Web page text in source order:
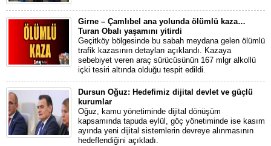
Girne – Çamlıbel ana yolunda ölümlü kaza…
Turan Obalı yaşamını yitirdi
Geçitköy bölgesinde bu sabah meydana gelen ölümlü
trafik kazasının detayları açıklandı. Kazaya
sebebiyet veren araç sürücüsünün 167 mlgr alkollü
içki tesiri altında olduğu tespit edildi.
Dursun Oğuz: Hedefimiz dijital devlet ve güçlü
kurumlar
Oğuz, kamu yönetiminde dijital dönüşüm
kapsamında tapuda eylül, göç yönetiminde ise kasım
ayında yeni dijital sistemlerin devreye alınmasının
hedeflendiğini açıkladı.